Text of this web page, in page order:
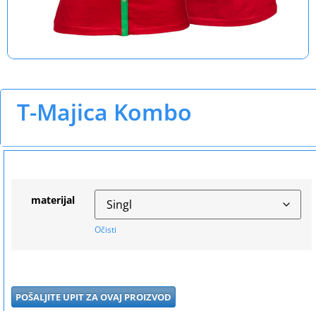
T-Majica Kombo
materijal
Očisti
POŠALJITE UPIT ZA OVAJ PROIZVOD